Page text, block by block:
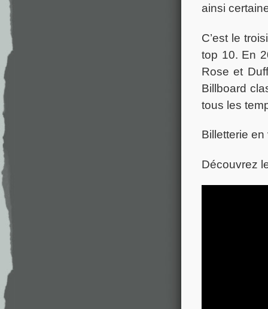
ainsi
C’est le
top 10. En
Rose et
Billboard
tous les
Billetterie
Découvrez